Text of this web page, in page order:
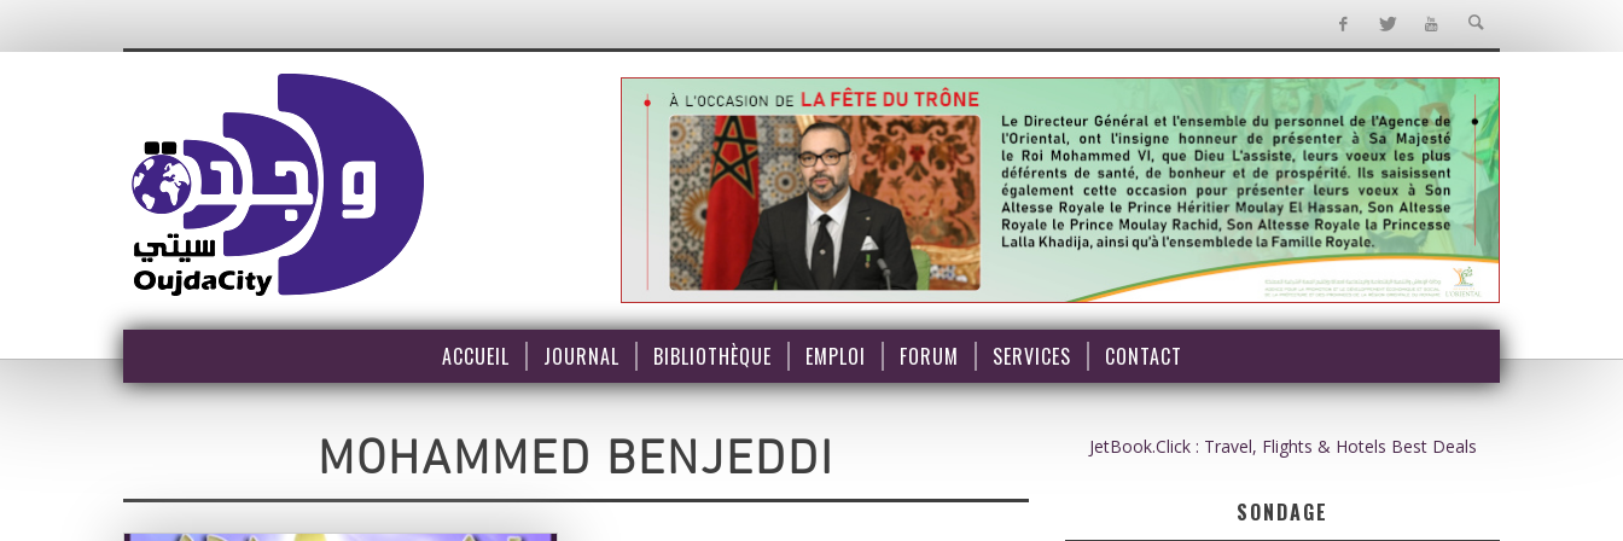
ACCUEIL JOURNAL BIBLIOTHÈQUE EMPLOI FORUM SERVICES CONTACT
MOHAMMED BENJEDDI JetBook.Click : Travel, Flights & Hotels Best Deals
SONDAGE